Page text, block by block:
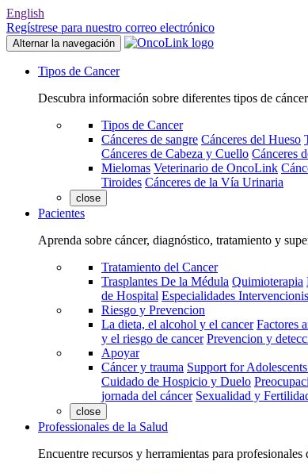
English
Regístrese para nuestro correo electrónico
Alternar la navegación
Tipos de Cancer
Descubra información sobre diferentes tipos de
Tipos de Cancer
Cánceres de sangre Cánceres del Hueso
Cánceres de Cabeza y Cuello Cánceres
Mielomas Veterinario de OncoLink
Tiroides Cánceres de la Vía Urinaria
close
Pacientes
Aprenda sobre cáncer, diagnóstico, tratamiento y
Tratamiento del Cancer
Trasplantes De la Médula Quimioterapia
de Hospital Especialidades
Riesgo y Prevencion
La dieta, el alcohol y el cancer Factores
y el riesgo de cancer Prevencion y
Apoyar
Cáncer y trauma Support for
Cuidado de Hospicio y Duelo
jornada del cáncer Sexualidad y
close
Professionales de la Salud
Encuentre recursos y herramientas para